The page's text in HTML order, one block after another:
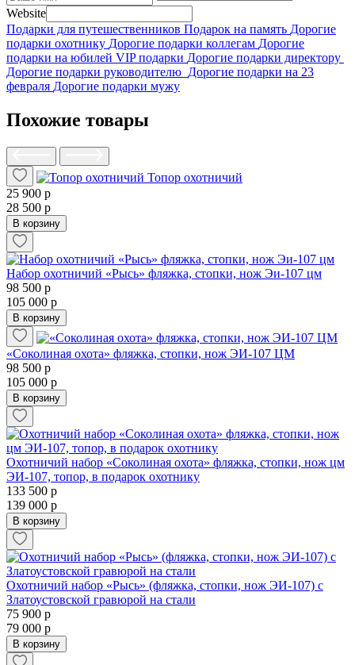
Website
Подарки для путешественников Подарок на память Дорогие
подарки охотнику Дорогие подарки коллегам Дорогие
подарки на юбилей VIP подарки Дорогие подарки директору
Дорогие подарки руководителю Дорогие подарки на 23
февраля Дорогие подарки мужу
Похожие товары
Топор охотничий
25 900 р
28 500 р
В корзину
Набор охотничий «Рысь» фляжка, стопки, нож Эи-107 цм
98 500 р
105 000 р
В корзину
«Соколиная охота» фляжка, стопки, нож ЭИ-107 ЦМ
98 500 р
105 000 р
В корзину
Охотничий набор «Соколиная охота» фляжка, стопки, нож цм
ЭИ-107, топор, в подарок охотнику
133 500 р
139 000 р
В корзину
Охотничий набор «Рысь» (фляжка, стопки, нож ЭИ-107) с
Златоустовской гравюрой на стали
75 900 р
79 000 р
В корзину